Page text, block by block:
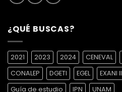
¿QUÉ BUSCAS?
2021 2023 2024 CENEVAL
CONALEP
DGETI EGEL EXANI II
Guía de estudio
IPN UNAM